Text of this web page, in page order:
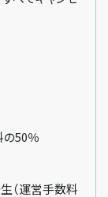
50％
（運営手数料